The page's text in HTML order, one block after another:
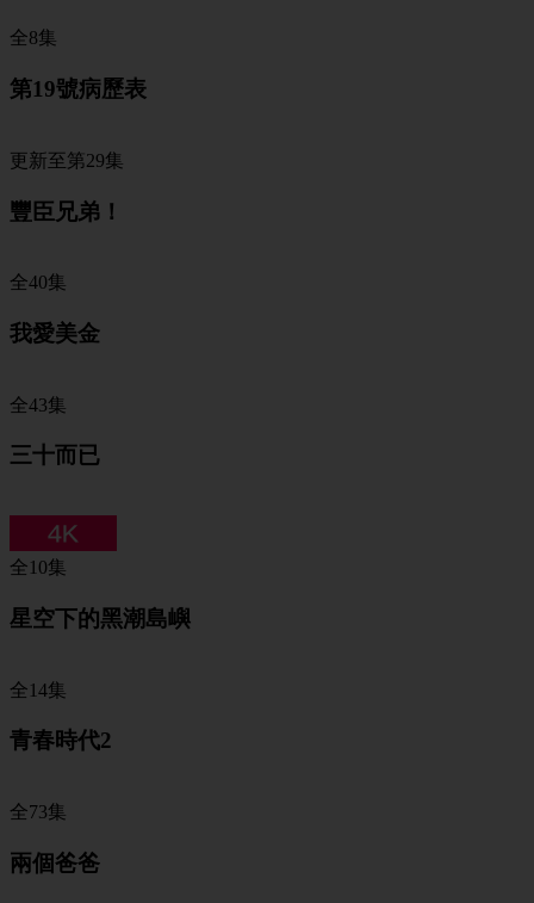
全8集
第19號病歷表
更新至第29集
豐臣兄弟！
全40集
我愛美金
全43集
三十而已
全10集
星空下的黑潮島嶼
全14集
青春時代2
全73集
兩個爸爸